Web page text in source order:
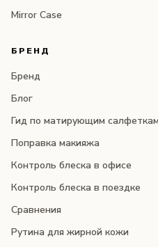
Mirror Case
БРЕНД
Бренд
Блог
Гид по матирующим салфеткам
Поправка макияжа
Контроль блеска в офисе
Контроль блеска в поездке
Сравнения
Рутина для жирной кожи